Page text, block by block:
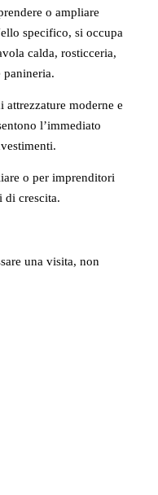
o ampliare
specifico, si occupa
calda, rosticceria,
attrezzature moderne e
l’immediato
o per imprenditori
di crescita.
una visita, non